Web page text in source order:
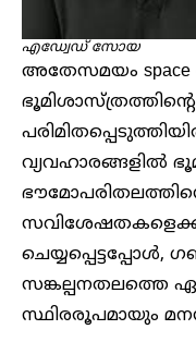
എഡ്വേഡ് സോയ
അതേസമയം
വ്യവഹാരങ്ങളിൽ
ചെയ്യപ്പെട്ടപ്പോൾ,
സങ്കല്പനതലത്തെ
സ്ഥിരരൂപമായും